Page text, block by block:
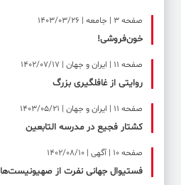
صفحه ۳ | جامعه | 1403/03/26
خون‌فروشی!
صفحه ۱۱ | ایران و جهان | 1402/07/17
روایتی از غافلگیری بزرگ
صفحه ۱۱ | ایران و جهان | 1403/05/21
کشتار فجیع در مدرسه التابعین
صفحه ۱۰ | آگهی | 1402/08/10
فستیوال جهانی نفرت از صهیونیست‌ها